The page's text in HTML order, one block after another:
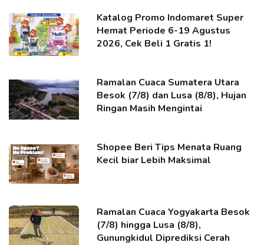
Katalog Promo Indomaret Super
Hemat Periode 6-19 Agustus
2026, Cek Beli 1 Gratis 1!
Ramalan Cuaca Sumatera Utara
Besok (7/8) dan Lusa (8/8), Hujan
Ringan Masih Mengintai
Shopee Beri Tips Menata Ruang
Kecil biar Lebih Maksimal
Ramalan Cuaca Yogyakarta Besok
(7/8) hingga Lusa (8/8),
Gunungkidul Diprediksi Cerah